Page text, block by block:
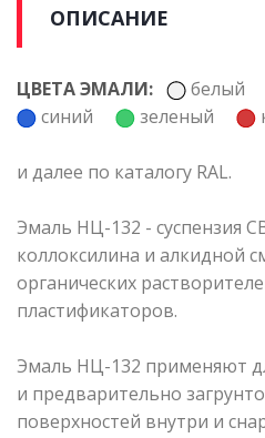
ОПИСАНИЕ
ЦВЕТА ЭМАЛИ: белый
синий
зеленый
и далее по каталогу RAL.
Эмаль НЦ-132 - суспензия
коллоксилина и алкидной
органических
пластификаторов.
Эмаль НЦ-132 применяют
и предварительно
поверхностей внутри и